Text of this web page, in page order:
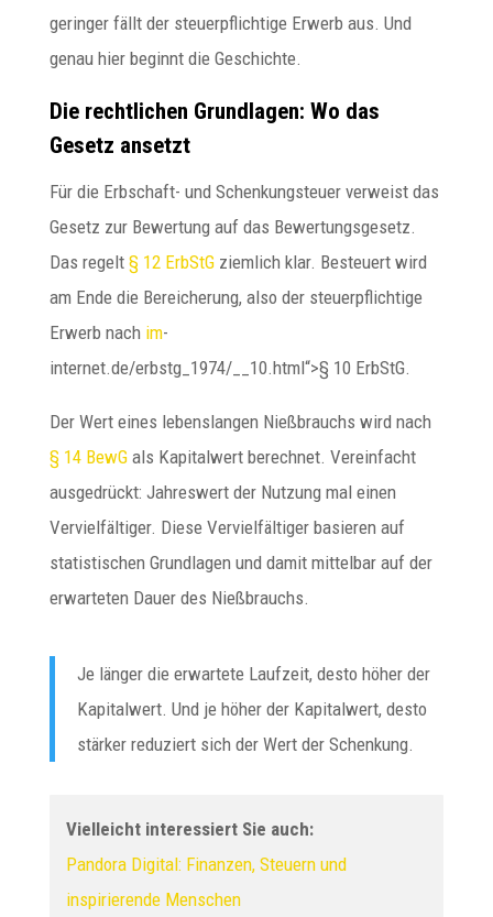
geringer fällt der steuerpflichtige Erwerb aus. Und
genau hier beginnt die Geschichte.
Die rechtlichen Grundlagen: Wo das
Gesetz ansetzt
Für die Erbschaft- und Schenkungsteuer verweist das
Gesetz zur Bewertung auf das Bewertungsgesetz.
Das regelt § 12 ErbStGziemlich klar. Besteuert wird
am Ende die Bereicherung, also der steuerpflichtige
Erwerb nach im-
internet.de/erbstg_1974/__10.html“>§ 10 ErbStG.
Der Wert eines lebenslangen Nießbrauchs wird nach
§ 14 BewGals Kapitalwert berechnet. Vereinfacht
ausgedrückt: Jahreswert der Nutzung mal einen
Vervielfältiger. Diese Vervielfältiger basieren auf
statistischen Grundlagen und damit mittelbar auf der
erwarteten Dauer des Nießbrauchs.
Je länger die erwartete Laufzeit, desto höher der
Kapitalwert. Und je höher der Kapitalwert, desto
stärker reduziert sich der Wert der Schenkung.
Vielleicht interessiert Sie auch:
Pandora Digital: Finanzen, Steuern und
inspirierende Menschen